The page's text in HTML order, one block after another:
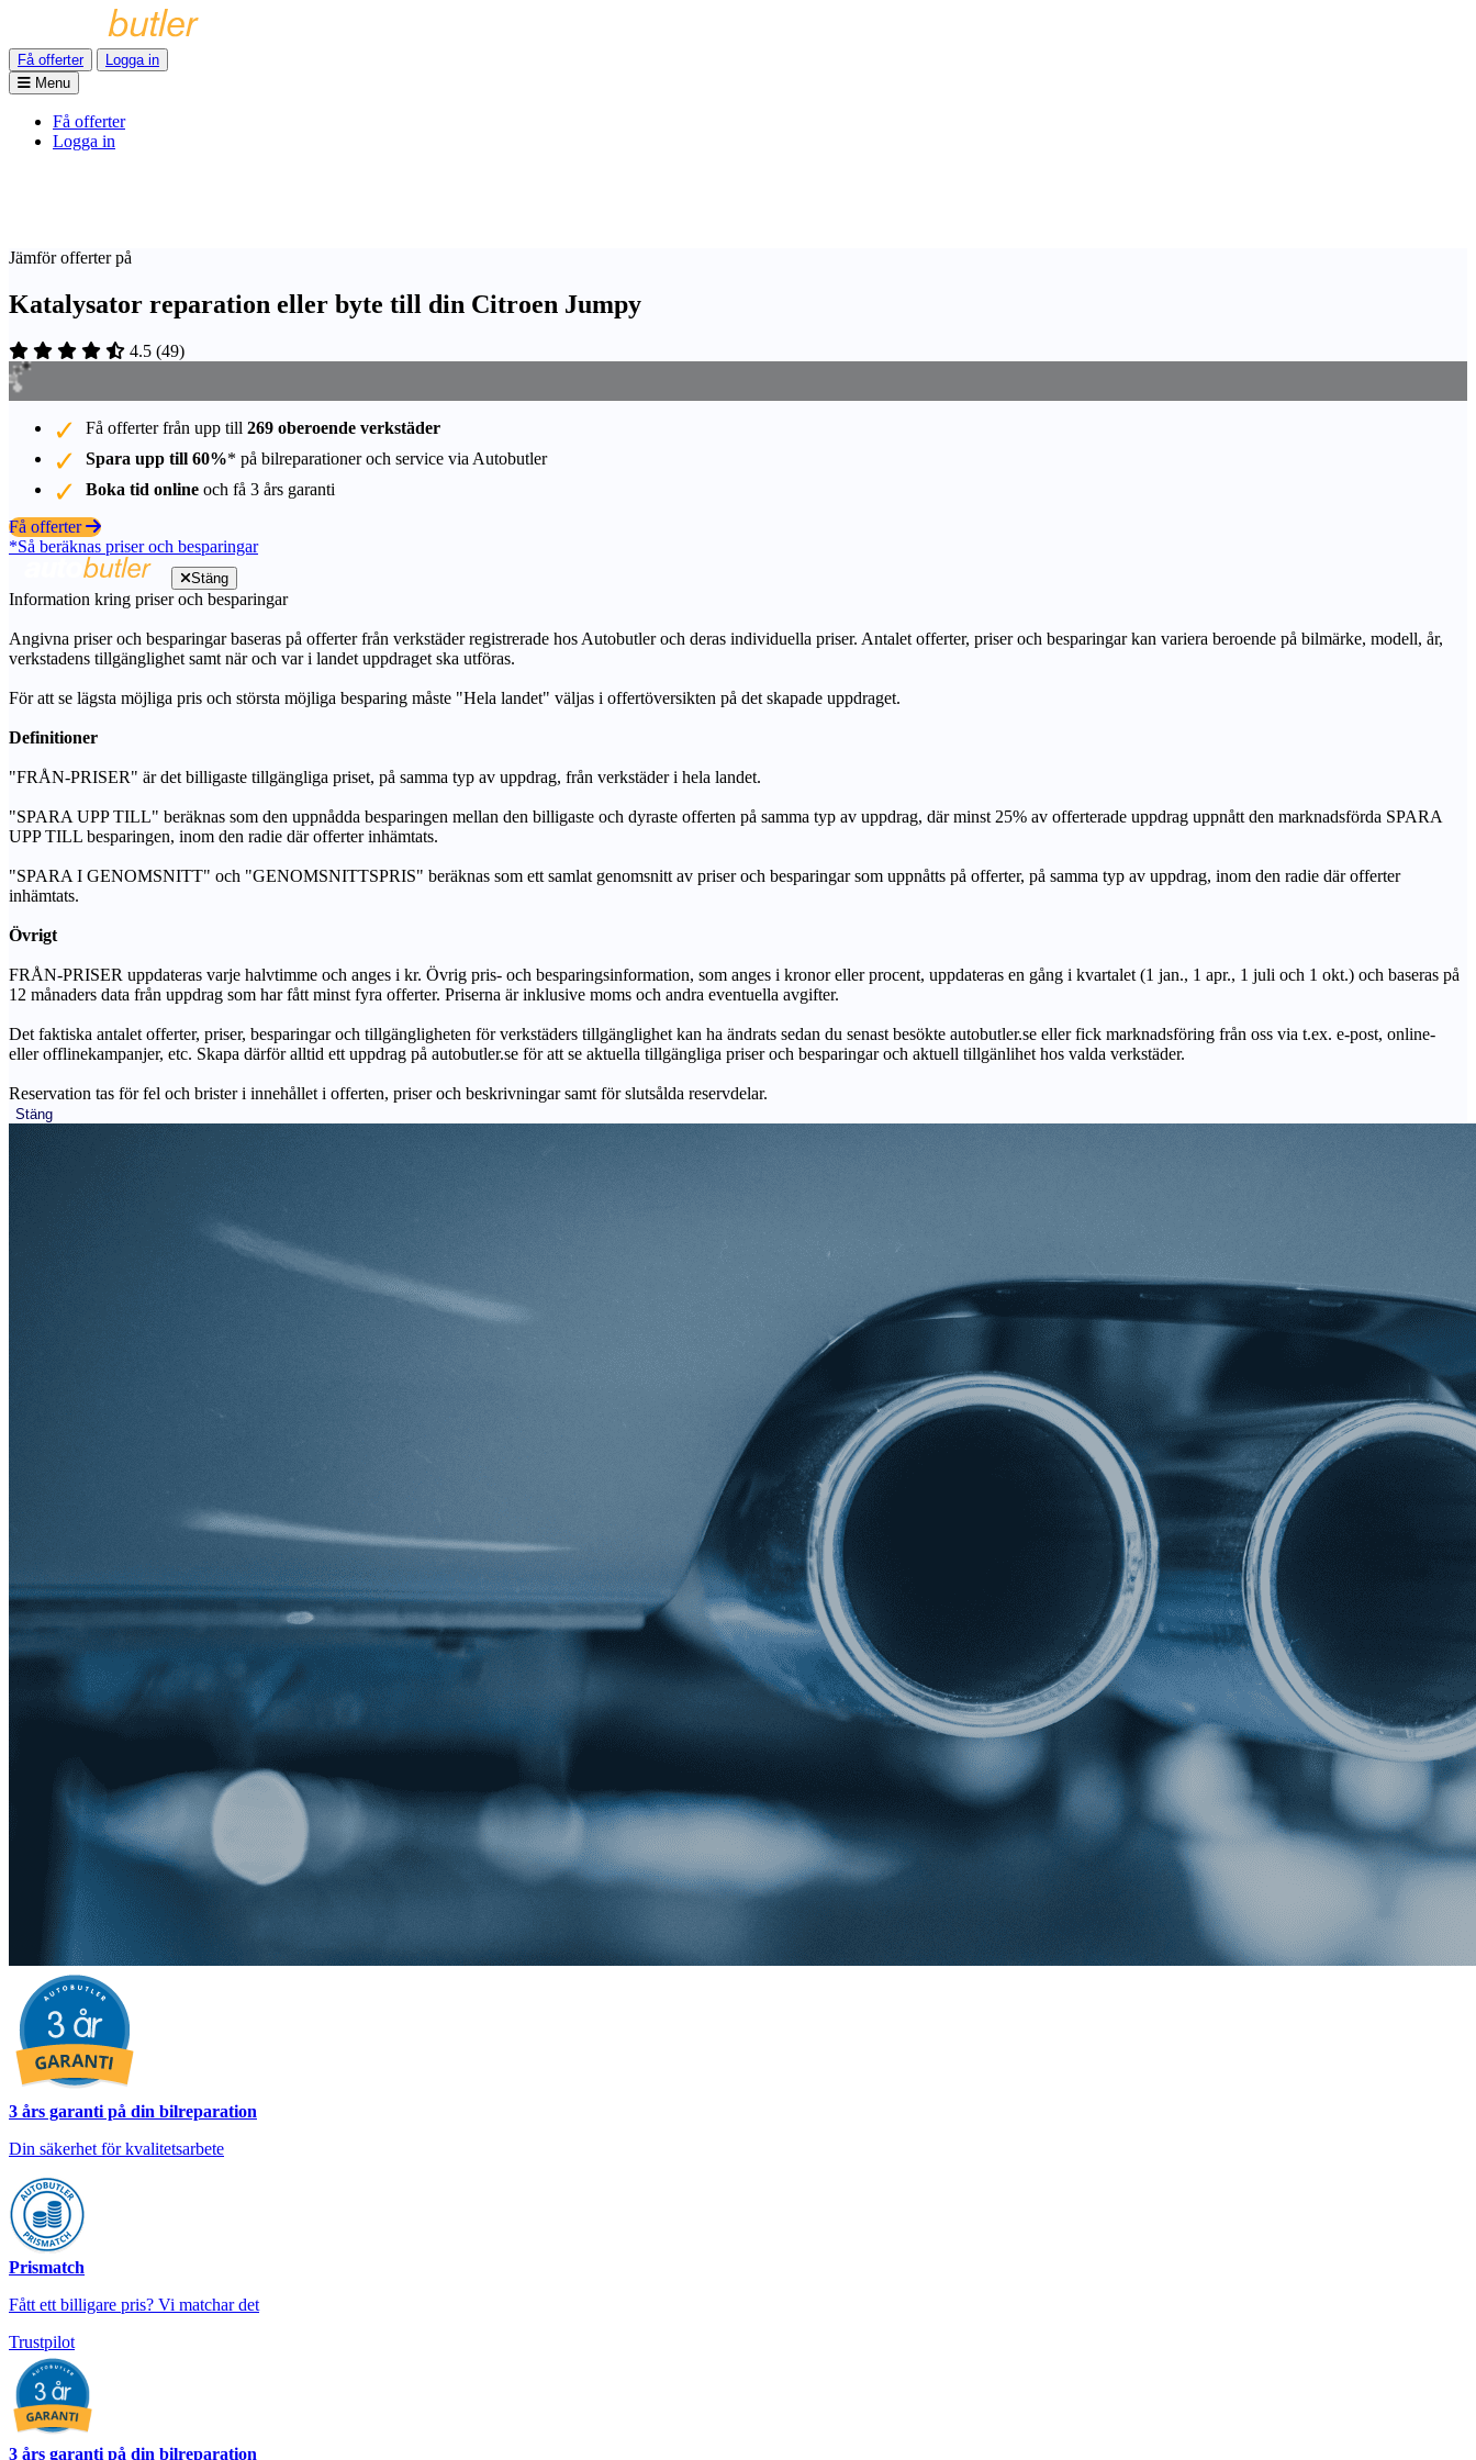
Få offerter
Logga in
Menu
Få offerter
Logga in
Jämför offerter på
Katalysator reparation eller byte till din Citroen Jumpy
4.5 (49)
Få offerter från upp till 269 oberoende verkstäder
Spara upp till 60%* på bilreparationer och service via Autobutler
Boka tid online och få 3 års garanti
Få offerter
*Så beräknas priser och besparingar
Stäng
Information kring priser och besparingar
Angivna priser och besparingar baseras på offerter från verkstäder registrerade hos Autobutler och deras individuella priser. Antalet offerter, priser och besparingar kan variera beroende på bilmärke, modell, år,
verkstadens tillgänglighet samt när och var i landet uppdraget ska utföras.
För att se lägsta möjliga pris och största möjliga besparing måste "Hela landet" väljas i offertöversikten på det skapade uppdraget.
Definitioner
"FRÅN-PRISER" är det billigaste tillgängliga priset, på samma typ av uppdrag, från verkstäder i hela landet.
"SPARA UPP TILL" beräknas som den uppnådda besparingen mellan den billigaste och dyraste offerten på samma typ av uppdrag, där minst 25% av offerterade uppdrag uppnått den marknadsförda SPARA
UPP TILL besparingen, inom den radie där offerter inhämtats.
"SPARA I GENOMSNITT" och "GENOMSNITTSPRIS" beräknas som ett samlat genomsnitt av priser och besparingar som uppnåtts på offerter, på samma typ av uppdrag, inom den radie där offerter
inhämtats.
Övrigt
FRÅN-PRISER uppdateras varje halvtimme och anges i kr. Övrig pris- och besparingsinformation, som anges i kronor eller procent, uppdateras en gång i kvartalet (1 jan., 1 apr., 1 juli och 1 okt.) och baseras på
12 månaders data från uppdrag som har fått minst fyra offerter. Priserna är inklusive moms och andra eventuella avgifter.
Det faktiska antalet offerter, priser, besparingar och tillgängligheten för verkstäders tillgänglighet kan ha ändrats sedan du senast besökte autobutler.se eller fick marknadsföring från oss via t.ex. e-post, online-
eller offlinekampanjer, etc. Skapa därför alltid ett uppdrag på autobutler.se för att se aktuella tillgängliga priser och besparingar och aktuell tillgänlihet hos valda verkstäder.
Reservation tas för fel och brister i innehållet i offerten, priser och beskrivningar samt för slutsålda reservdelar.
Stäng
3 års garanti på din bilreparation
Din säkerhet för kvalitetsarbete
Prismatch
Fått ett billigare pris? Vi matchar det
Trustpilot
3 års garanti på din bilreparation